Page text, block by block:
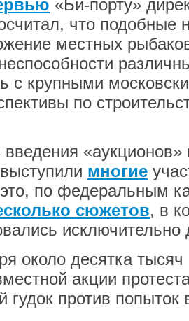
«Би-порту»
что подобные
местных
с крупными
по
введения
многие
по федеральным
сюжетов, в
исключительно
около десятка
акции
гудок против попыток